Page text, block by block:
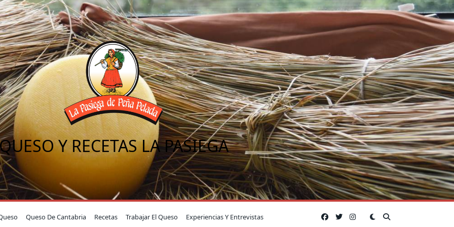
Y RECETAS LA PASIEGA
Queso De Cantabria Recetas Trabajar El Queso Experiencias Y Entrevistas